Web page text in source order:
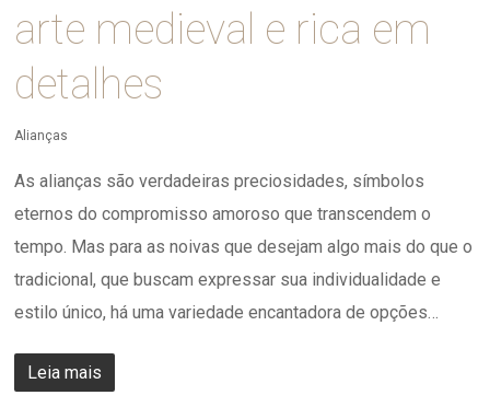
arte medieval e rica em
detalhes
Alianças
As alianças são verdadeiras preciosidades, símbolos
eternos do compromisso amoroso que transcendem o
tempo. Mas para as noivas que desejam algo mais do que o
tradicional, que buscam expressar sua individualidade e
estilo único, há uma variedade encantadora de opções…
Leia mais